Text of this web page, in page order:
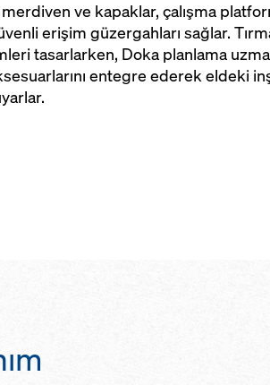
ve kapaklar, çalışma
erişim güzergahları sağlar.
tasarlarken, Doka planlama
entegre ederek eldeki